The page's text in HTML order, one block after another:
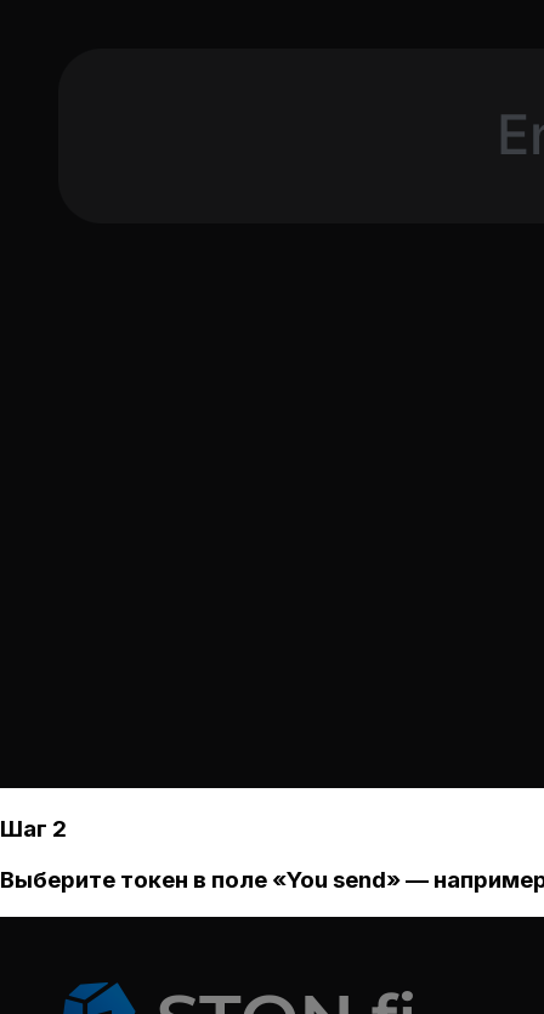
Шаг 2
Выберите токен в поле «You send» —